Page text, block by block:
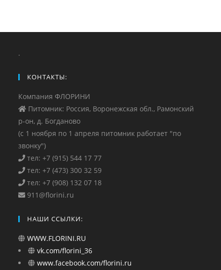
.
КОНТАКТЫ:
Компания ФЛОРИНИ
Питомник: Россия, Воронежская обл., Рамонский
р-он, д. Богданово
(с 1 ноября по 1 апреля питомник работает "по
звонку")
тел: +7 (915) 544 17 77
тел: +7 (473) 300 32 59
тел: +7 (908) 132 07 18
911@florini.ru
НАШИ ССЫЛКИ:
WWW.FLORINI.RU
vk.com/florini_36
www.facebook.com/florini.ru